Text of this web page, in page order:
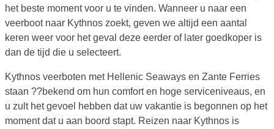
het beste moment voor u te vinden. Wanneer u naar een
veerboot naar Kythnos zoekt, geven we altijd een aantal
keren weer voor het geval deze eerder of later goedkoper is
dan de tijd die u selecteert.
Kythnos veerboten met Hellenic Seaways en Zante Ferries
staan ??bekend om hun comfort en hoge serviceniveaus, en
u zult het gevoel hebben dat uw vakantie is begonnen op het
moment dat u aan boord stapt. Reizen naar Kythnos is